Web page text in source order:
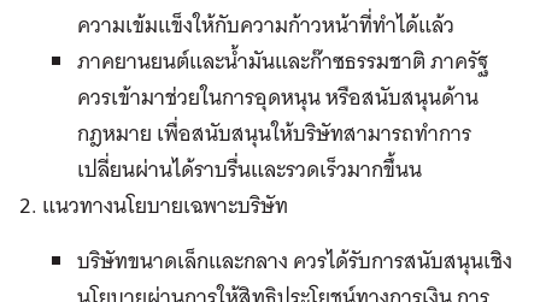
ความเข้มแข็งให้กับความก้าวหน้าที่ทำได้แล้ว
ภาคยานยนต์และน้ำมันและก๊าซธรรมชาติ ภาครัฐ
ควรเข้ามาช่วยในการอุดหนุน หรือสนับสนุนด้าน
กฎหมาย เพื่อสนับสนุนให้บริษัทสามารถทำการ
เปลี่ยนผ่านได้ราบรื่นและรวดเร็วมากขึ้นน
2. แนวทางนโยบายเฉพาะบริษัท
บริษัทขนาดเล็กและกลาง ควรได้รับการสนับสนุนเชิง